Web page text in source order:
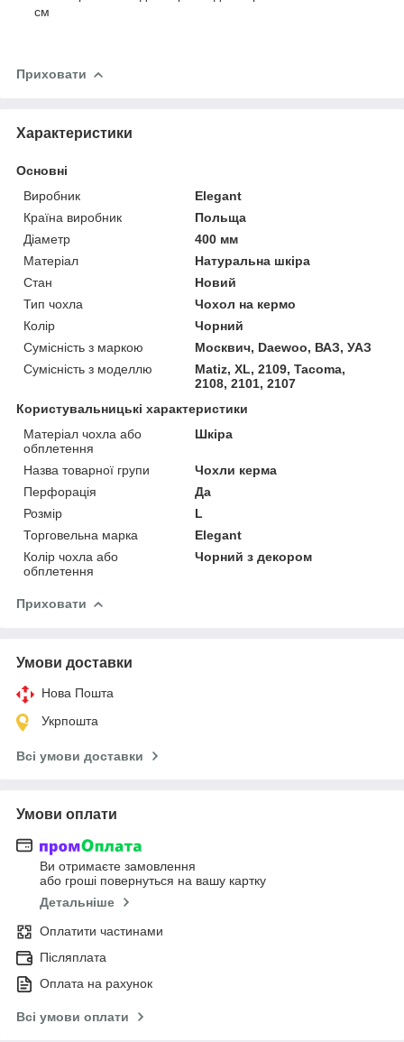
см
Приховати
Характеристики
Основні
Виробник
Elegant
Країна виробник
Польща
Діаметр
400 мм
Матеріал
Натуральна шкіра
Стан
Новий
Тип чохла
Чохол на кермо
Колір
Чорний
Сумісність з маркою
Москвич, Daewoo, ВАЗ, УАЗ
Сумісність з моделлю
Matiz, XL, 2109, Tacoma,
2108, 2101, 2107
Користувальницькі характеристики
Матеріал чохла або
обплетення
Шкіра
Назва товарної групи
Чохли керма
Перфорація
Да
Розмір
L
Торговельна марка
Elegant
Колір чохла або
обплетення
Чорний з декором
Приховати
Умови доставки
Нова Пошта
Укрпошта
Всі умови доставки
Умови оплати
Ви отримаєте замовлення
або гроші повернуться на вашу картку
Детальніше
Оплатити частинами
Післяплата
Оплата на рахунок
Всі умови оплати